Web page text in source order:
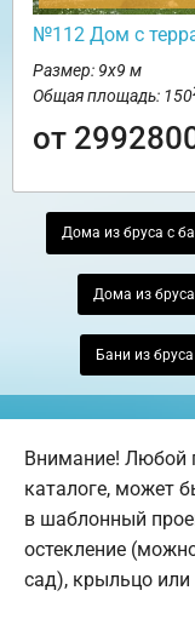
№112 Дом с
Размер: 9х9 м
Общая площадь: 150
от
Дома из бруса с
Дома из
Бани из
Внимание! Любой
каталоге, может
в шаблонный
остекление
сад), крыльцо или